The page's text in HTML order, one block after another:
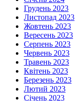
Грудень 2023
Листопад 2023
Жовтень 2023
Вересень 2023
Серпень 2023
Червень 2023
Травень 2023
Квітень 2023
Березень 2023
Лютий 2023
Січень 2023